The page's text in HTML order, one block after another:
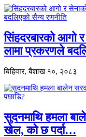
सिंहदरबारको आगो
लामा प्रकरणले
बिहिवार, बैशाख १०, २०८३
सुदनमाथि हमला
खेल, को छ पर्दा…